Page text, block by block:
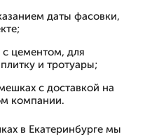
даты фасовки,
цементом, для
и тротуары;
с доставкой на
компании.
в Екатеринбурге мы